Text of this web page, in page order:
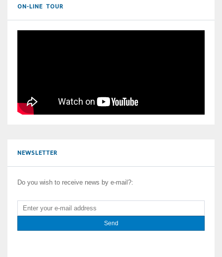
ON-LINE TOUR
NEWSLETTER
Do you wish to receive news by e-mail?: